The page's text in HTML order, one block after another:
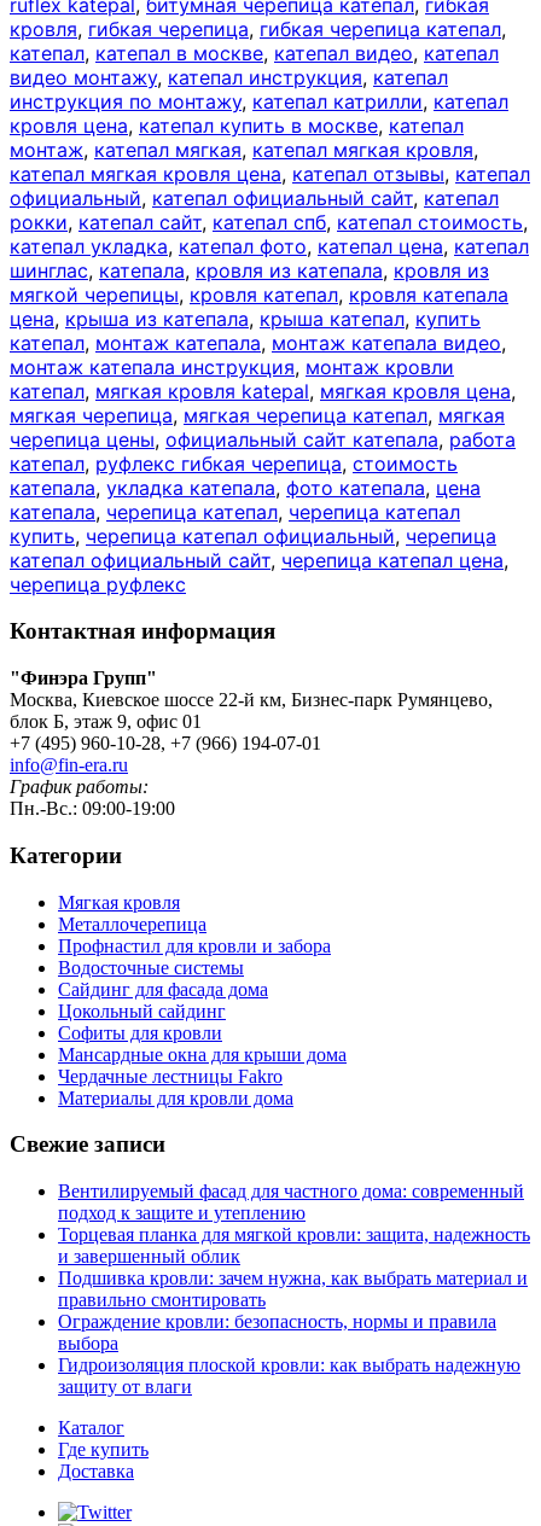
кровля, гибкая черепица, гибкая черепица катепал,
катепал, катепал в москве, катепал видео, катепал
видео монтажу, катепал инструкция, катепал
инструкция по монтажу, катепал катрилли, катепал
кровля цена, катепал купить в москве, катепал
монтаж, катепал мягкая, катепал мягкая кровля,
катепал мягкая кровля цена, катепал отзывы, катепал
официальный, катепал официальный сайт, катепал
рокки, катепал сайт, катепал спб, катепал стоимость,
катепал укладка, катепал фото, катепал цена, катепал
шинглас, катепала, кровля из катепала, кровля из
мягкой черепицы, кровля катепал, кровля катепала
цена, крыша из катепала, крыша катепал, купить
катепал, монтаж катепала, монтаж катепала видео,
монтаж катепала инструкция, монтаж кровли
катепал, мягкая кровля katepal, мягкая кровля цена,
мягкая черепица, мягкая черепица катепал, мягкая
черепица цены, официальный сайт катепала, работа
катепал, руфлекс гибкая черепица, стоимость
катепала, укладка катепала, фото катепала, цена
катепала, черепица катепал, черепица катепал
купить, черепица катепал официальный, черепица
катепал официальный сайт, черепица катепал цена,
черепица руфлекс
Контактная информация
"Финэра Групп"
Москва, Киевское шоссе 22-й км, Бизнес-парк Румянцево,
блок Б, этаж 9, офис 01
+7 (495) 960-10-28, +7 (966) 194-07-01
info@fin-era.ru
График работы:
Пн.-Вс.: 09:00-19:00
Категории
Мягкая кровля
Металлочерепица
Профнастил для кровли и забора
Водосточные системы
Сайдинг для фасада дома
Цокольный сайдинг
Софиты для кровли
Мансардные окна для крыши дома
Чердачные лестницы Fakro
Материалы для кровли дома
Свежие записи
Вентилируемый фасад для частного дома: современный
подход к защите и утеплению
Торцевая планка для мягкой кровли: защита, надежность
и завершенный облик
Подшивка кровли: зачем нужна, как выбрать материал и
правильно смонтировать
Ограждение кровли: безопасность, нормы и правила
выбора
Гидроизоляция плоской кровли: как выбрать надежную
защиту от влаги
Каталог
Где купить
Доставка